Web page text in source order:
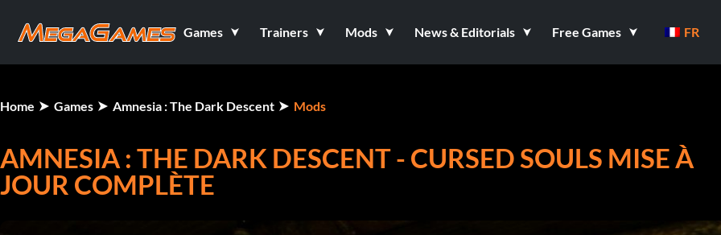
Games Trainers Mods News & Editorials Free Games FR
Home Games Amnesia : The Dark Descent Mods
AMNESIA : THE DARK DESCENT - CURSED SOULS MISE À
JOUR COMPLÈTE